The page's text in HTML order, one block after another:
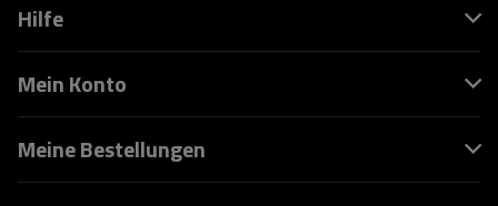
Hilfe
Mein Konto
Meine Bestellungen